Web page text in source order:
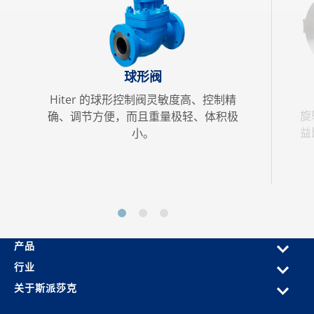
球形阀
Hiter 的球形控制阀灵敏度高、控制精
确、调节方便，而且重量极轻、体积极
小。
产品
行业
关于斯派莎克